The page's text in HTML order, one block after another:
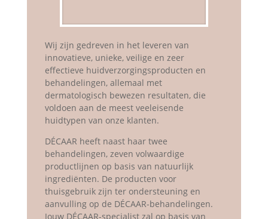
Wij zijn gedreven in het leveren van
innovatieve, unieke, veilige en zeer
effectieve huidverzorgingsproducten en
behandelingen, allemaal met
dermatologisch bewezen resultaten, die
voldoen aan de meest veeleisende
huidtypen van onze klanten.
DÉCAAR heeft naast haar twee
behandelingen, zeven volwaardige
productlijnen op basis van natuurlijk
ingrediënten. De producten voor
thuisgebruik zijn ter ondersteuning en
aanvulling op de DÉCAAR-behandelingen.
Jouw DÉCAAR-specialist zal op basis van